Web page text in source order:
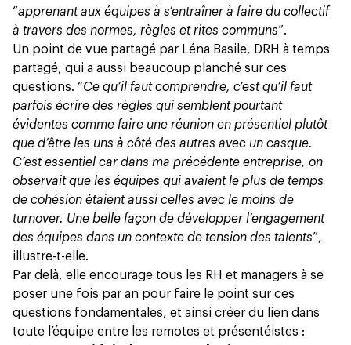
“apprenant aux équipes à s’entraîner à faire du collectif
à travers des normes, règles et rites communs”.
Un point de vue partagé par Léna Basile, DRH à temps
partagé, qui a aussi beaucoup planché sur ces
questions. “Ce qu’il faut comprendre, c’est qu’il faut
parfois écrire des règles qui semblent pourtant
évidentes comme faire une réunion en présentiel plutôt
que d’être les uns à côté des autres avec un casque.
C’est essentiel car dans ma précédente entreprise, on
observait que les équipes qui avaient le plus de temps
de cohésion étaient aussi celles avec le moins de
turnover. Une belle façon de développer l’engagement
des équipes dans un contexte de tension des talents”,
illustre-t-elle.
Par delà, elle encourage tous les RH et managers à se
poser une fois par an pour faire le point sur ces
questions fondamentales, et ainsi créer du lien dans
toute l’équipe entre les remotes et présentéistes :